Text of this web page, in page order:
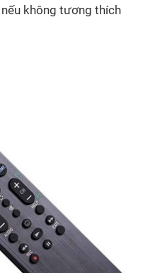
không tương thích